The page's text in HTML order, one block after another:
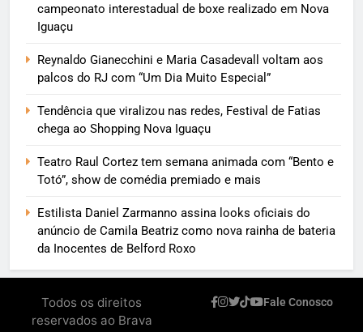
campeonato interestadual de boxe realizado em Nova
Iguaçu
Reynaldo Gianecchini e Maria Casadevall voltam aos
palcos do RJ com “Um Dia Muito Especial”
Tendência que viralizou nas redes, Festival de Fatias
chega ao Shopping Nova Iguaçu
Teatro Raul Cortez tem semana animada com “Bento e
Totó”, show de comédia premiado e mais
Estilista Daniel Zarmanno assina looks oficiais do
anúncio de Camila Beatriz como nova rainha de bateria
da Inocentes de Belford Roxo
Todos os direitos
reservados ao Brava
Fale Conosco